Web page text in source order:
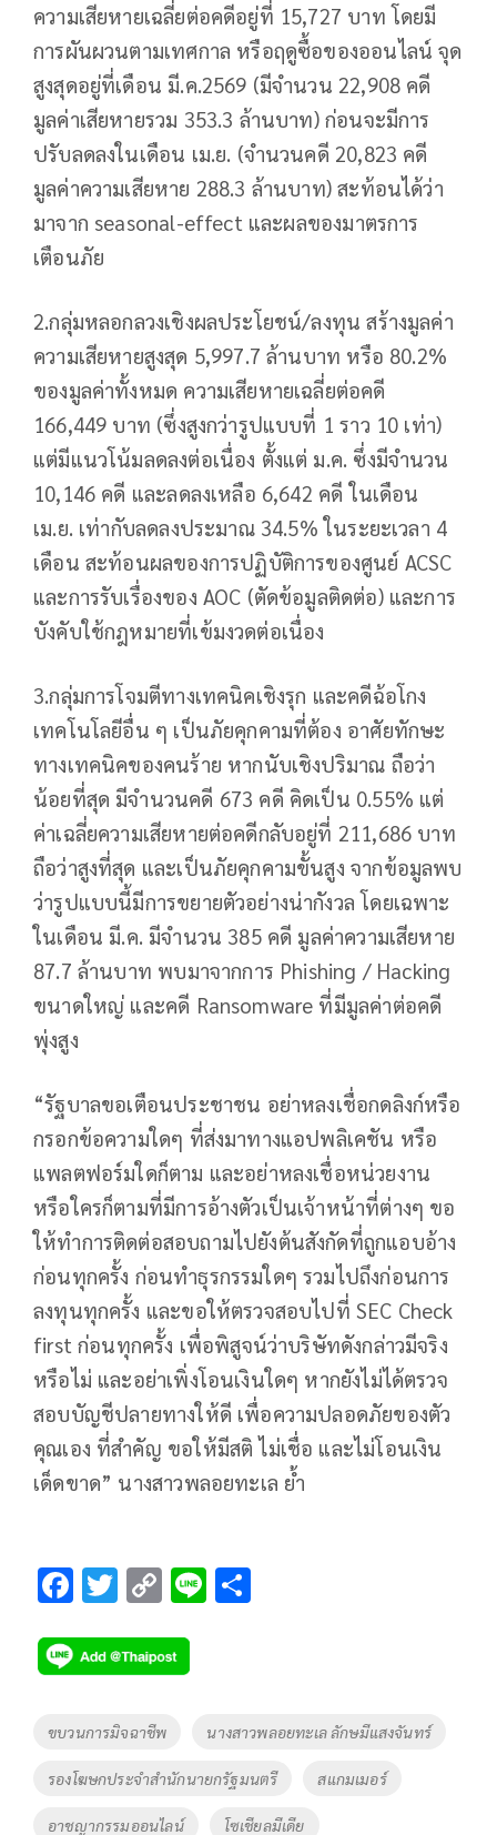
ความเสียหายเฉลี่ยต่อคดีอยู่ที่ 15,727 บาท โดยมี
การผันผวนตามเทศกาล หรือฤดูซื้อของออนไลน์ จุด
สูงสุดอยู่ที่เดือน มี.ค.2569 (มีจำนวน 22,908 คดี
มูลค่าเสียหายรวม 353.3 ล้านบาท) ก่อนจะมีการ
ปรับลดลงในเดือน เม.ย. (จำนวนคดี 20,823 คดี
มูลค่าความเสียหาย 288.3 ล้านบาท) สะท้อนได้ว่า
มาจาก seasonal-effect และผลของมาตรการ
เตือนภัย
2.กลุ่มหลอกลวงเชิงผลประโยชน์/ลงทุน สร้างมูลค่า
ความเสียหายสูงสุด 5,997.7 ล้านบาท หรือ 80.2%
ของมูลค่าทั้งหมด ความเสียหายเฉลี่ยต่อคดี
166,449 บาท (ซึ่งสูงกว่ารูปแบบที่ 1 ราว 10 เท่า)
แต่มีแนวโน้มลดลงต่อเนื่อง ตั้งแต่ ม.ค. ซึ่งมีจำนวน
10,146 คดี และลดลงเหลือ 6,642 คดี ในเดือน
เม.ย. เท่ากับลดลงประมาณ 34.5% ในระยะเวลา 4
เดือน สะท้อนผลของการปฏิบัติการของศูนย์ ACSC
และการรับเรื่องของ AOC (ตัดข้อมูลติดต่อ) และการ
บังคับใช้กฎหมายที่เข้มงวดต่อเนื่อง
3.กลุ่มการโจมตีทางเทคนิคเชิงรุก และคดีฉ้อโกง
เทคโนโลยีอื่น ๆ เป็นภัยคุกคามที่ต้อง อาศัยทักษะ
ทางเทคนิคของคนร้าย หากนับเชิงปริมาณ ถือว่า
น้อยที่สุด มีจำนวนคดี 673 คดี คิดเป็น 0.55% แต่
ค่าเฉลี่ยความเสียหายต่อคดีกลับอยู่ที่ 211,686 บาท
ถือว่าสูงที่สุด และเป็นภัยคุกคามขั้นสูง จากข้อมูลพบ
ว่ารูปแบบนี้มีการขยายตัวอย่างน่ากังวล โดยเฉพาะ
ในเดือน มี.ค. มีจำนวน 385 คดี มูลค่าความเสียหาย
87.7 ล้านบาท พบมาจากการ Phishing / Hacking
ขนาดใหญ่ และคดี Ransomware ที่มีมูลค่าต่อคดี
พุ่งสูง
“รัฐบาลขอเตือนประชาชน อย่าหลงเชื่อกดลิงก์หรือ
กรอกข้อความใดๆ ที่ส่งมาทางแอปพลิเคชัน หรือ
แพลตฟอร์มใดก็ตาม และอย่าหลงเชื่อหน่วยงาน
หรือใครก็ตามที่มีการอ้างตัวเป็นเจ้าหน้าที่ต่างๆ ขอ
ให้ทำการติดต่อสอบถามไปยังต้นสังกัดที่ถูกแอบอ้าง
ก่อนทุกครั้ง ก่อนทำธุรกรรมใดๆ รวมไปถึงก่อนการ
ลงทุนทุกครั้ง และขอให้ตรวจสอบไปที่ SEC Check
first ก่อนทุกครั้ง เพื่อพิสูจน์ว่าบริษัทดังกล่าวมีจริง
หรือไม่ และอย่าเพิ่งโอนเงินใดๆ หากยังไม่ได้ตรวจ
สอบบัญชีปลายทางให้ดี เพื่อความปลอดภัยของตัว
คุณเอง ที่สำคัญ ขอให้มีสติ ไม่เชื่อ และไม่โอนเงิน
เด็ดขาด” นางสาวพลอยทะเล ย้ำ
F
e
b
o
o
k
T
tt
er
C
p
y
Li
n
k
Li
Tags
ขบวนการมิจฉาชีพ นางสาวพลอยทะเล ลักษมีแสงจันทร์
รองโฆษกประจำสำนักนายกรัฐมนตรี สแกมเมอร์
อาชญากรรมออนไลน์ โซเชียลมีเดีย